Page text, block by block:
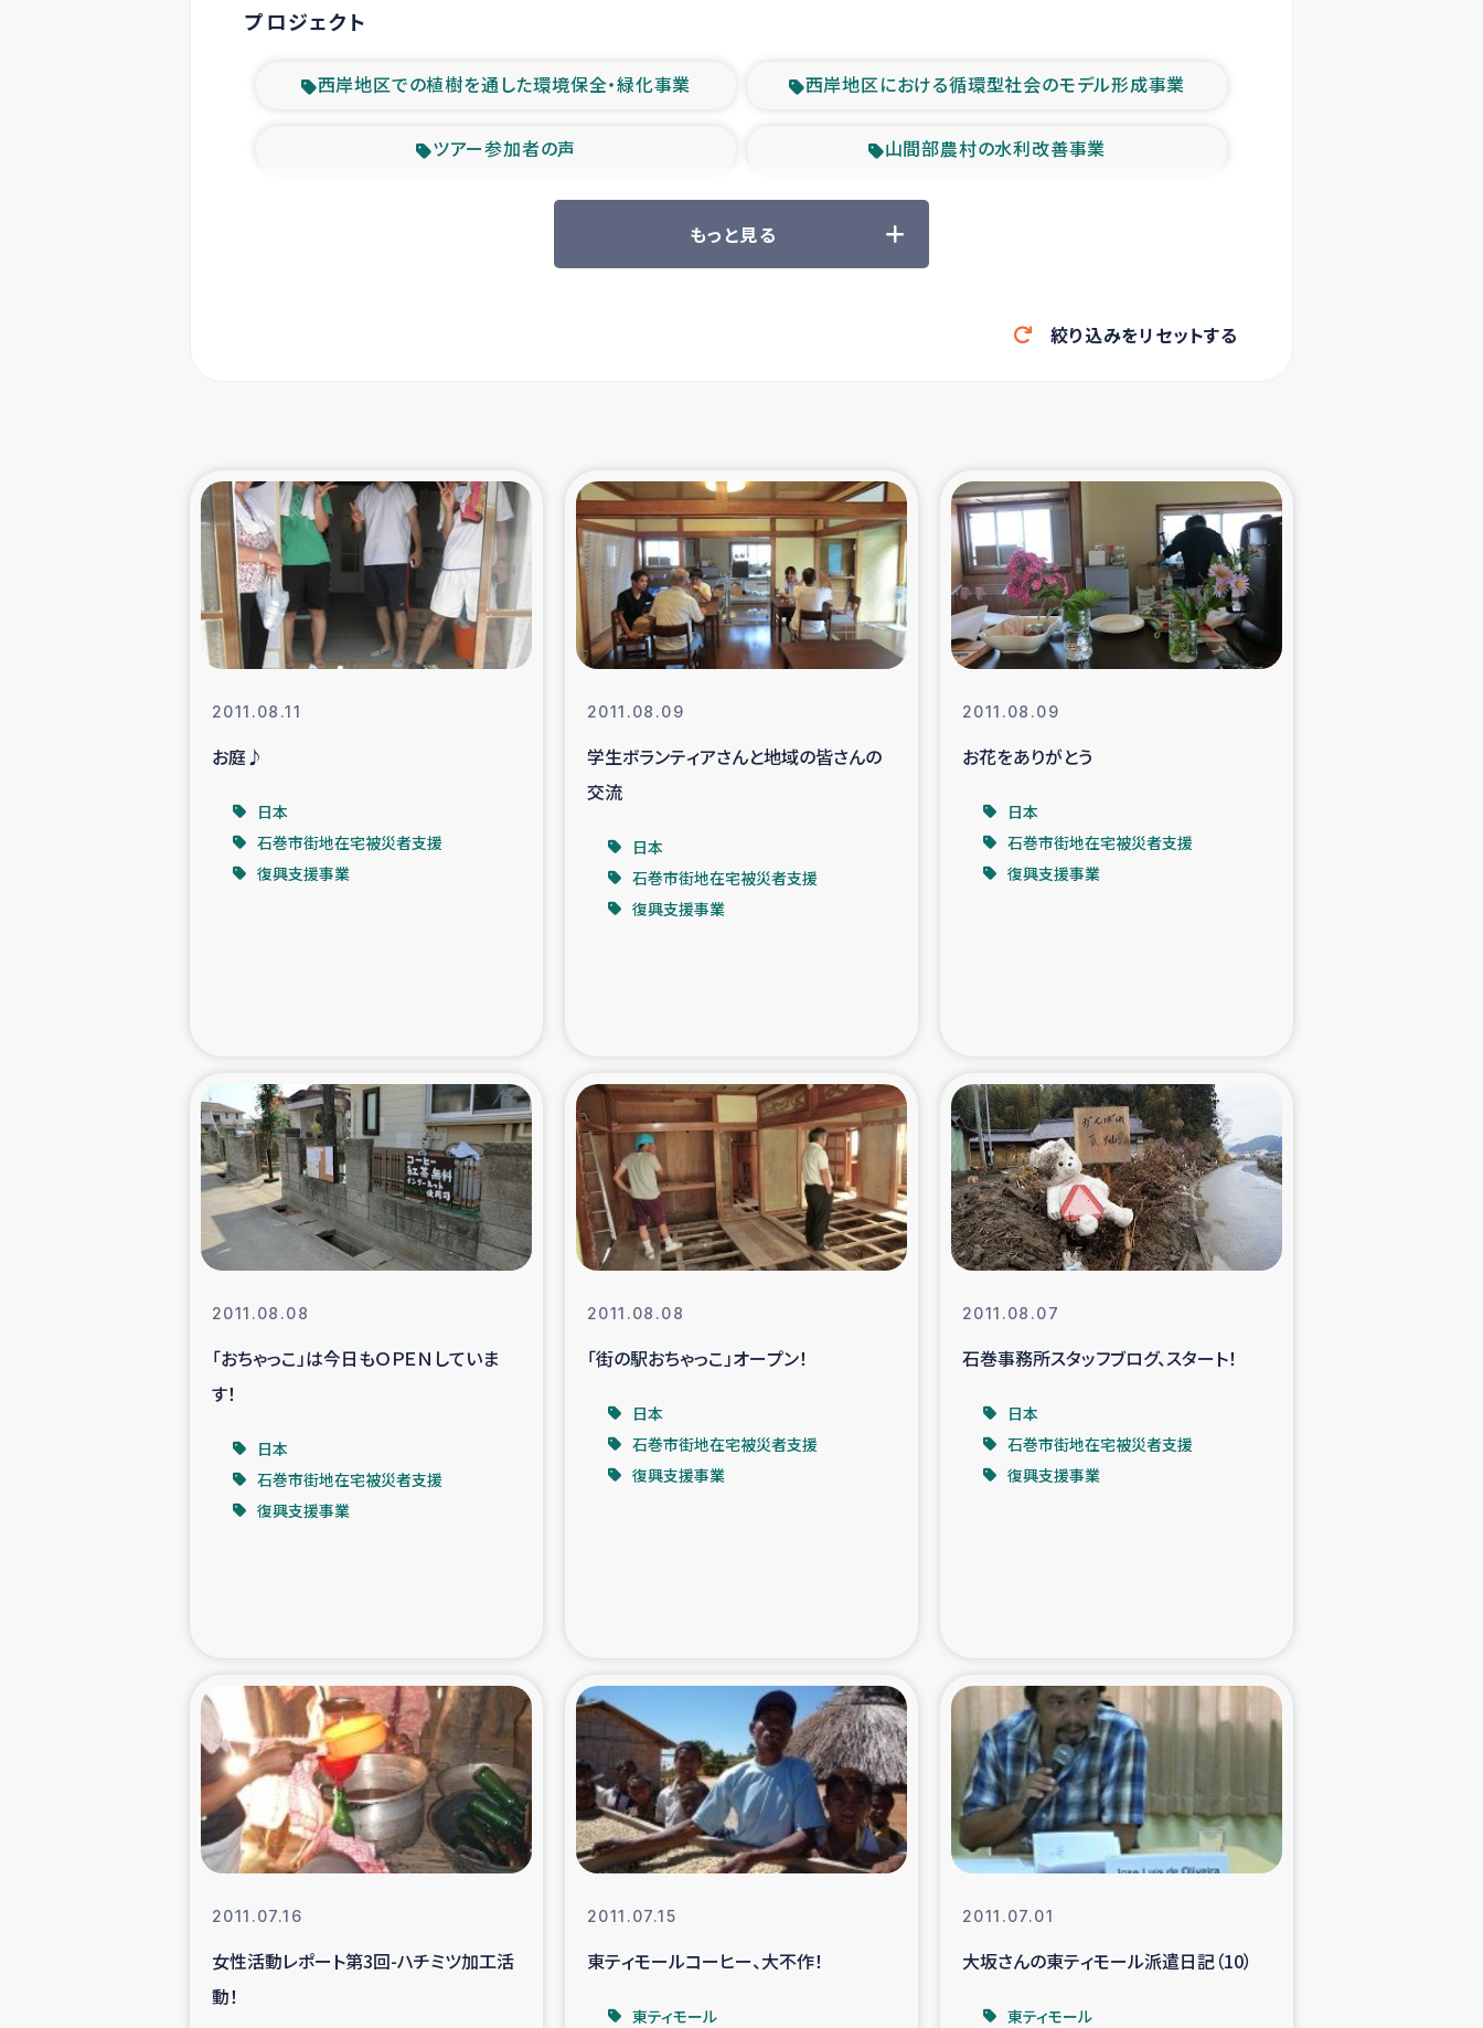
プロジェクト
西岸地区での植樹を通した環境保全・緑化事業 西岸地区における循環型社会のモデル形成事業
ツアー参加者の声 山間部農村の水利改善事業
緊急救援の時代 森林保全型農業の支援事業
東ティモール豪雨緊急支援 大雨による洪水被災者支援
シリア国内避難民・帰還民の生活再建支援
スリランカ 緊急人道支援 スリランカ南部洪水被災者支援
スリランカの南北女性をつなぐサリー・リサイクル・プロジ
ェクト
復興支援事業
令和6年能登半島地震 緊急支援
ミャンマー緊急支援
タイ国境ミャンマー移民子ども支援 漁民によるマングローブ植林活動
海外ルーツの市民との共生 神原ゼミxパルシック
石巻市街地在宅被災者支援 復興応援隊の活動
仮設住宅生活支援・農業復興支援 漁業復興支援
インターン・ボランティア日誌 経済自立支援事業
ガザ地区における羊の畜産支援 ガザ地区での公園の緑化を通じた支援事業
ガザ地区における被災住民への緊急支援 ガザ地区酪農を通した女性グループの生計支援
トルコ・シリア地震被災者支援 デニヤヤ小規模紅茶農家支援
コーヒー生産者支援 アイナロ県マウベシ郡でのコーヒー畑改善事業
ベイルート大規模爆発被災者支援 女性の生計向上支援
アグロフォレストリー（カカオ）事業
もっと見る
絞り込みをリセットする
2011.08.11
お庭♪
日本
石巻市街地在宅被災者支援
復興支援事業
2011.08.09
学生ボランティアさんと地域の皆さんの
交流
日本
石巻市街地在宅被災者支援
復興支援事業
2011.08.09
お花をありがとう
日本
石巻市街地在宅被災者支援
復興支援事業
2011.08.08
「おちゃっこ」は今日もＯＰＥＮしていま
す！
日本
石巻市街地在宅被災者支援
復興支援事業
2011.08.08
「街の駅おちゃっこ」オープン！
日本
石巻市街地在宅被災者支援
復興支援事業
2011.08.07
石巻事務所スタッフブログ、スタート！
日本
石巻市街地在宅被災者支援
復興支援事業
2011.07.16
女性活動レポート第3回-ハチミツ加工活
動！
2011.07.15
東ティモールコーヒー、大不作！
東ティモール
2011.07.01
大坂さんの東ティモール派遣日記（10）
東ティモール